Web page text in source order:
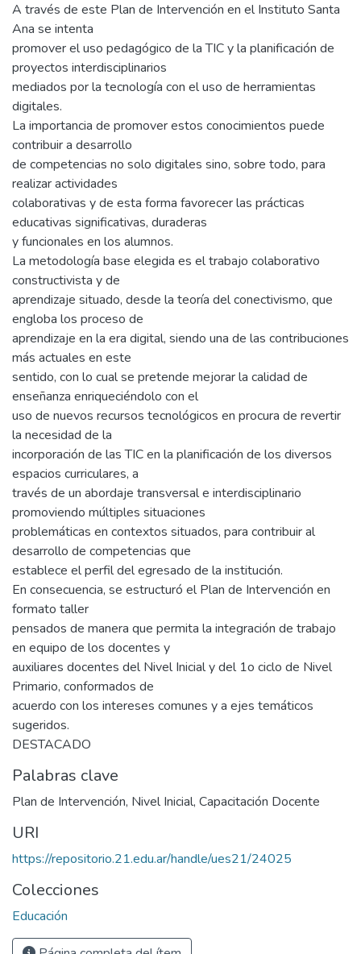
A través de este Plan de Intervención en el Instituto Santa
Ana se intenta
promover el uso pedagógico de la TIC y la planificación de
proyectos interdisciplinarios
mediados por la tecnología con el uso de herramientas
digitales.
La importancia de promover estos conocimientos puede
contribuir a desarrollo
de competencias no solo digitales sino, sobre todo, para
realizar actividades
colaborativas y de esta forma favorecer las prácticas
educativas significativas, duraderas
y funcionales en los alumnos.
La metodología base elegida es el trabajo colaborativo
constructivista y de
aprendizaje situado, desde la teoría del conectivismo, que
engloba los proceso de
aprendizaje en la era digital, siendo una de las contribuciones
más actuales en este
sentido, con lo cual se pretende mejorar la calidad de
enseñanza enriqueciéndolo con el
uso de nuevos recursos tecnológicos en procura de revertir
la necesidad de la
incorporación de las TIC en la planificación de los diversos
espacios curriculares, a
través de un abordaje transversal e interdisciplinario
promoviendo múltiples situaciones
problemáticas en contextos situados, para contribuir al
desarrollo de competencias que
establece el perfil del egresado de la institución.
En consecuencia, se estructuró el Plan de Intervención en
formato taller
pensados de manera que permita la integración de trabajo
en equipo de los docentes y
auxiliares docentes del Nivel Inicial y del 1o ciclo de Nivel
Primario, conformados de
acuerdo con los intereses comunes y a ejes temáticos
sugeridos.
DESTACADO
Palabras clave
Plan de Intervención, Nivel Inicial, Capacitación Docente
URI
https://repositorio.21.edu.ar/handle/ues21/24025
Colecciones
Educación